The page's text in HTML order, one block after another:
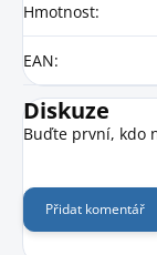
Hmotnost:
EAN:
Diskuze
Buďte první, kdo
Přidat komentář